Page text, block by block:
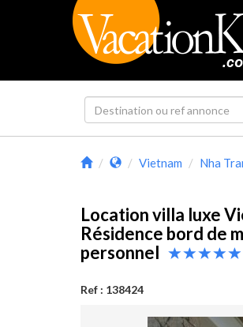
Vietnam Nha
Location villa luxe
Résidence bord de
personnel
Ref : 138424